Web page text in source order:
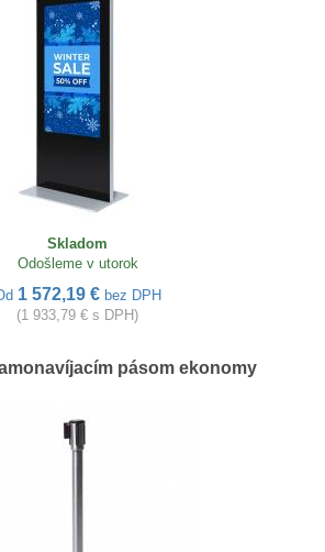
Skladom
Odošleme v utorok
1 572,19 € bez DPH
(1 933,79 € s DPH)
pásom ekonomy